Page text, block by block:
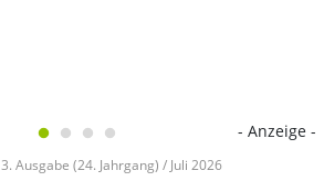
- Anzeige -
3. Ausgabe (24. Jahrgang) / Juli 2026